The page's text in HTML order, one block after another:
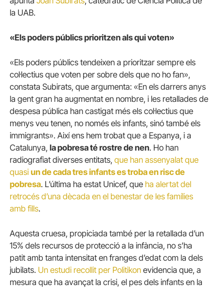
la UAB.
«Els poders públics prioritzen als qui voten»
«Els poders públics tendeixen a prioritzar sempre els
col·lectius que voten per sobre dels que no ho fan»,
constata Subirats, que argumenta: «En els darrers anys
la gent gran ha augmentat en nombre, i les retallades de
despesa pública han castigat més els col·lectius que
menys veu tenen, no només els infants, sinó també els
immigrants». Així ens hem trobat que a Espanya, i a
Catalunya, la pobresa té rostre de nen. Ho han
radiografiat diverses entitats, que han assenyalat que
quasi un de cada tres infants es troba en risc de
pobresa. L’última ha estat Unicef, que ha alertat del
retrocés d’una dècada en el benestar de les famílies
amb fills.
Aquesta cruesa, propiciada també per la retallada d’un
15% dels recursos de protecció a la infància, no s’ha
patit amb tanta intensitat en franges d’edat com la dels
jubilats. Un estudi recollit per Politikon evidencia que, a
mesura que ha avançat la crisi, el pes dels infants en la